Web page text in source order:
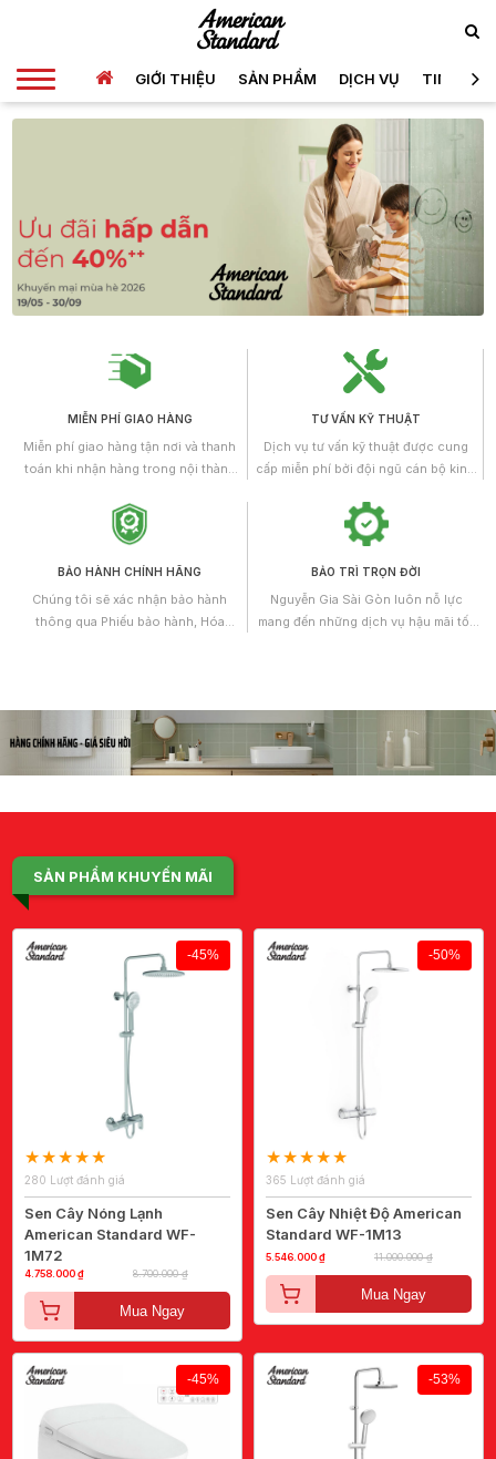
GIỚI THIỆU SẢN PHẨM DỊCH VỤ TIN TỨC
MIỄN PHÍ GIAO HÀNG
Miễn phí giao hàng tận nơi và thanh
toán khi nhận hàng trong nội thành
TƯ VẤN KỸ THUẬT
Dịch vụ tư vấn kỹ thuật được cung
cấp miễn phí bởi đội ngũ cán bộ kinh
có kiến thức chuyên môn và nhiều
năm kinh nghiệm làm việc.
BẢO HÀNH CHÍNH HÃNG
Chúng tôi sẽ xác nhận bảo hành
thông qua Phiếu bảo hành, Hóa
BẢO TRÌ TRỌN ĐỜI
Nguyễn Gia Sài Gòn luôn nỗ lực
mang đến những dịch vụ hậu mãi tốt
các sản phẩm dịch vụ cung cấp.
SẢN PHẨM KHUYẾN MÃI
-45%
280 Lượt đánh giá
Sen Cây Nóng Lạnh
American Standard WF-
1M72
4.758.000 ₫ 8.700.000 ₫
Mua Ngay
-50%
365 Lượt đánh giá
Sen Cây Nhiệt Độ American
Standard WF-1M13
5.546.000 ₫ 11.000.000 ₫
Mua Ngay
-45% -53%